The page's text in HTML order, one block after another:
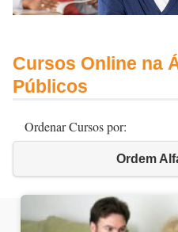
Cursos Online na
Públicos
Ordenar Cursos por:
Ordem